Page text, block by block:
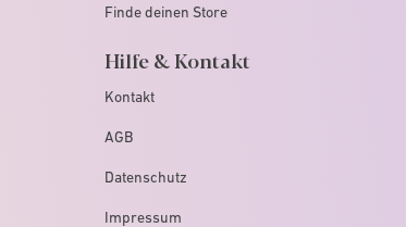
Finde deinen Store
Hilfe & Kontakt
Kontakt
AGB
Datenschutz
Impressum